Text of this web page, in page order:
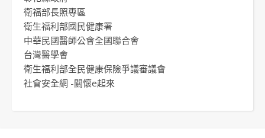
衛福部長照專區
衛生福利部國民健康署
中華民國醫師公會全國聯合會
台灣醫學會
衛生福利部全民健康保險爭議審議會
社會安全網 -關懷e起來